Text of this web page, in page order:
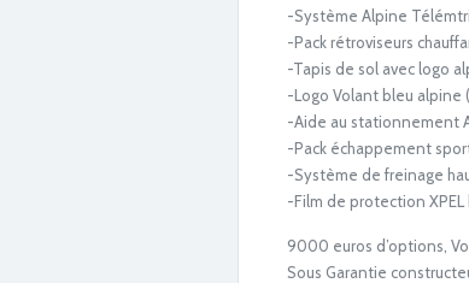
-Système Alpine
-Pack rétroviseurs
-Tapis de sol avec logo
-Logo Volant bleu alpine
-Aide au stationnement
-Pack échappement
-Système de freinage
-Film de protection
9000 euros d’options,
Sous Garantie